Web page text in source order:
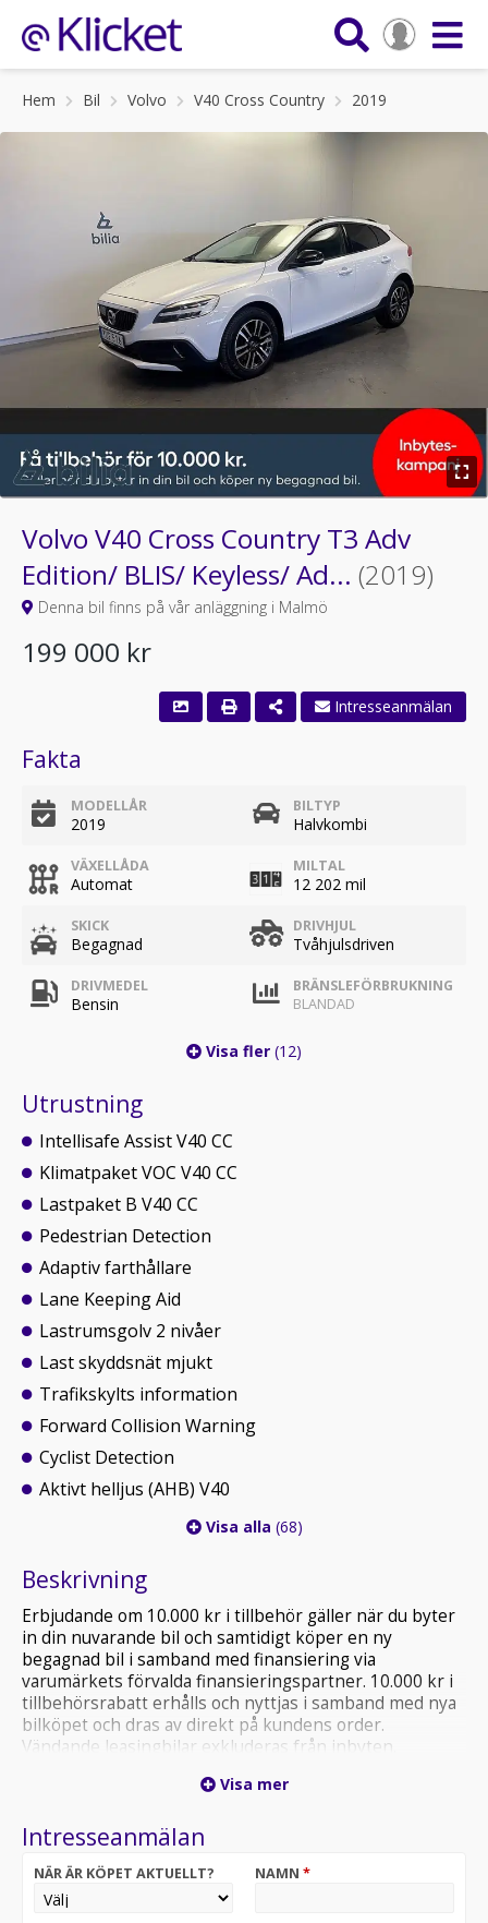
Hem Bil Volvo V40 Cross Country 2019
Volvo V40 Cross Country T3 Adv
Edition/ BLIS/ Keyless/ Ad... (2019)
Denna bil finns på vår anläggning i Malmö
199 000 kr
Fakta
MODELLÅR
2019
BILTYP
Halvkombi
VÄXELLÅDA
Automat
MILTAL
12 202 mil
SKICK
Begagnad
DRIVHJUL
Tvåhjulsdriven
DRIVMEDEL
Bensin
BRÄNSLEFÖRBRUKNING
BLANDAD
Visa fler (12)
Utrustning
Intellisafe Assist V40 CC
Klimatpaket VOC V40 CC
Lastpaket B V40 CC
Pedestrian Detection
Adaptiv farthållare
Lane Keeping Aid
Lastrumsgolv 2 nivåer
Last skyddsnät mjukt
Trafikskylts information
Forward Collision Warning
Cyclist Detection
Aktivt helljus (AHB) V40
Visa alla (68)
Beskrivning
Erbjudande om 10.000 kr i tillbehör gäller när du byter
in din nuvarande bil och samtidigt köper en ny
begagnad bil i samband med finansiering via
varumärkets förvalda finansieringspartner. 10.000 kr i
tillbehörsrabatt erhålls och nyttjas i samband med nya
bilköpet och dras av direkt på kundens order.
Vändande leasingbilar exkluderas från inbyten.
Visa mer
Intresseanmälan
NÄR ÄR KÖPET AKTUELLT? NAMN *